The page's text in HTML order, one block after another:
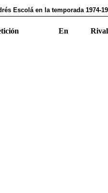
Escolá en la temporada 1974-
En Rival